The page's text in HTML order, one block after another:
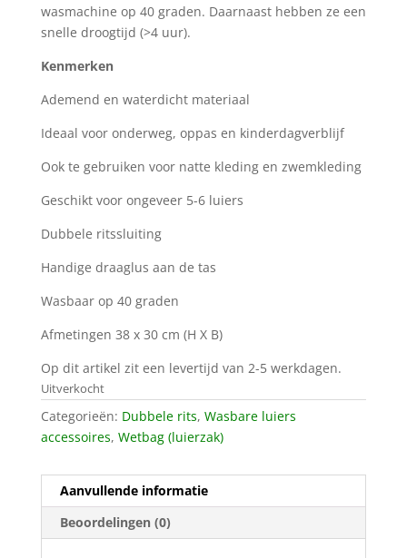
wasmachine op 40 graden. Daarnaast hebben ze een
snelle droogtijd (>4 uur).
Kenmerken
Ademend en waterdicht materiaal
Ideaal voor onderweg, oppas en kinderdagverblijf
Ook te gebruiken voor natte kleding en zwemkleding
Geschikt voor ongeveer 5-6 luiers
Dubbele ritssluiting
Handige draaglus aan de tas
Wasbaar op 40 graden
Afmetingen 38 x 30 cm (H X B)
Op dit artikel zit een levertijd van 2-5 werkdagen.
Uitverkocht
Categorieën: Dubbele rits, Wasbare luiers
accessoires, Wetbag (luierzak)
Aanvullende informatie
Beoordelingen (0)